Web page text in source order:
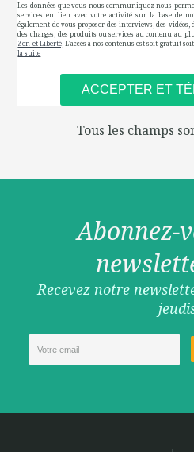
Les données que vous nous communiquez nous
services en lien avec votre activité sur la base de
également de vous proposer des interviews, des
des charges, des produits ou services au contenu au
Zen et Liberté, L'accès à nos contenus est soit gratuit
la suite
Tous les champs
Abonnez-
Recevez notre